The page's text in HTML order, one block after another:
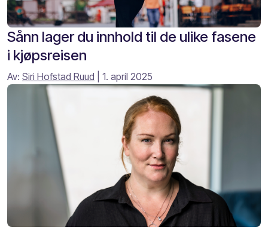
Sånn lager du innhold til de ulike fasene
i kjøpsreisen
Av: Siri Hofstad Ruud | 1. april 2025